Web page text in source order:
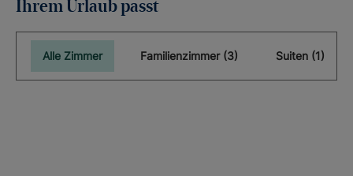
Ihrem Urlaub passt
Alle Zimmer Familienzimmer (3) Suiten (1)